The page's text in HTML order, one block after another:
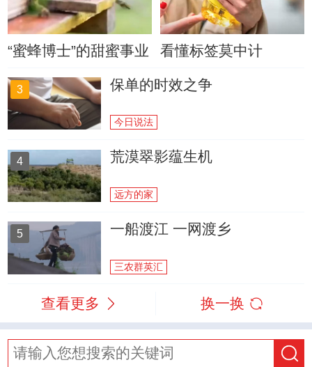
“蜜蜂博士”的甜蜜事业 看懂标签莫中计
3 保单的时效之争
今日说法
4 荒漠翠影蕴生机
远方的家
5 一船渡江 一网渡乡
三农群英汇
查看更多 换一换